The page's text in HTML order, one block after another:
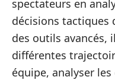
spectateurs en
décisions tactiques
des outils avancés,
différentes
équipe, analyser